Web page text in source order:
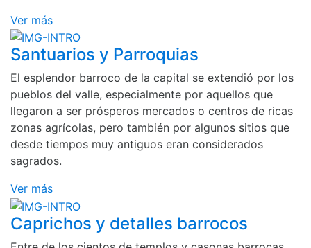
Ver más
Santuarios y Parroquias
El esplendor barroco de la capital se extendió por los
pueblos del valle, especialmente por aquellos que
llegaron a ser prósperos mercados o centros de ricas
zonas agrícolas, pero también por algunos sitios que
desde tiempos muy antiguos eran considerados
sagrados.
Ver más
Caprichos y detalles barrocos